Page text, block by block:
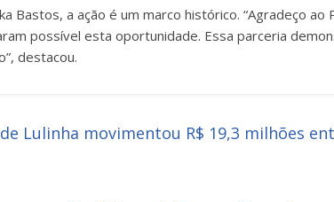
Bastos, a ação é um marco histórico. “Agradeço
possível esta oportunidade. Essa parceria
destacou.
Lulinha movimentou R$ 19,3 milhões